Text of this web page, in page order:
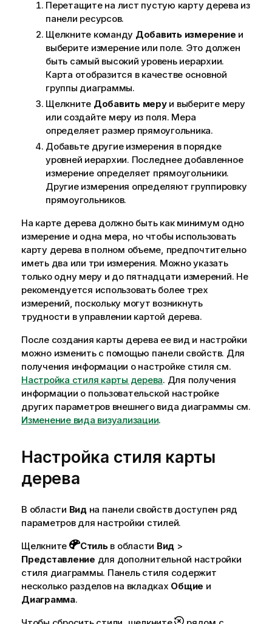
Перетащите на лист пустую карту дерева из
панели ресурсов.
Щелкните команду Добавить измерение и
выберите измерение или поле. Это должен
быть самый высокий уровень иерархии.
Карта отобразится в качестве основной
группы диаграммы.
Щелкните Добавить меруи выберите меру
или создайте меру из поля. Мера
определяет размер прямоугольника.
Добавьте другие измерения в порядке
уровней иерархии. Последнее добавленное
измерение определяет прямоугольники.
Другие измерения определяют группировку
прямоугольников.
На карте дерева должно быть как минимум одно
измерение и одна мера, но чтобы использовать
карту дерева в полном объеме, предпочтительно
иметь два или три измерения. Можно указать
только одну меру и до пятнадцати измерений. Не
рекомендуется использовать более трех
измерений, поскольку могут возникнуть
трудности в управлении картой дерева.
После создания карты дерева ее вид и настройки
можно изменить с помощью панели свойств. Для
получения информации о настройке стиля см.
Настройка стиля карты дерева. Для получения
информации о пользовательской настройке
других параметров внешнего вида диаграммы см.
Изменение вида визуализации.
Настройка стиля карты
дерева
В области Видна панели свойств доступен ряд
параметров для настройки стилей.
Щелкните
Стильв области Вид >
Представление для дополнительной настройки
стиля диаграммы. Панель стиля содержит
несколько разделов на вкладках Общие и
Диаграмма.